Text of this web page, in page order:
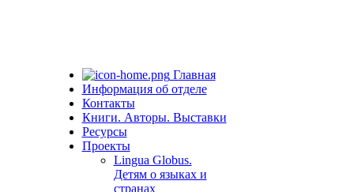
Главная
Информация об отделе
Контакты
Книги. Авторы. Выставки
Ресурсы
Проекты
Lingua Globus.
Детям о языках и
странах